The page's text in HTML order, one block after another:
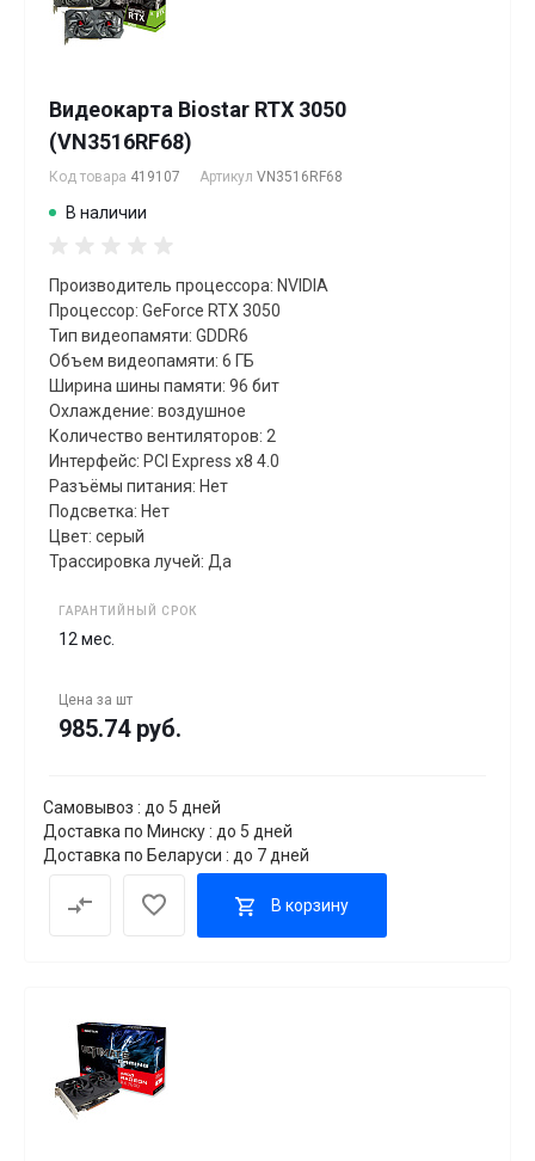
Видеокарта Biostar RTX 3050
(VN3516RF68)
Код товара 419107 Артикул VN3516RF68
В наличии
Производитель процессора: NVIDIA
Процессор: GeForce RTX 3050
Тип видеопамяти: GDDR6
Объем видеопамяти: 6 ГБ
Ширина шины памяти: 96 бит
Охлаждение: воздушное
Количество вентиляторов: 2
Интерфейс: PCI Express x8 4.0
Разъёмы питания: Нет
Подсветка: Нет
Цвет: серый
Трассировка лучей: Да
ГАРАНТИЙНЫЙ СРОК
12 мес.
Цена за шт
985.74 руб.
Самовывоз : до 5 дней
Доставка по Минску : до 5 дней
Доставка по Беларуси : до 7 дней
В корзину